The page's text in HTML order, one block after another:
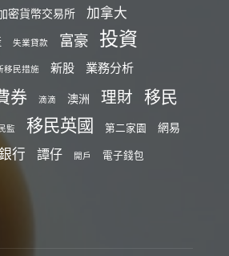
密貨幣交易所 加拿大
失業貸款 富豪 投資
移民措施 新股 業務分析
券 滴滴 澳洲 理財 移民
監 移民英國 第二家園 網易
行 譚仔 開戶 電子錢包